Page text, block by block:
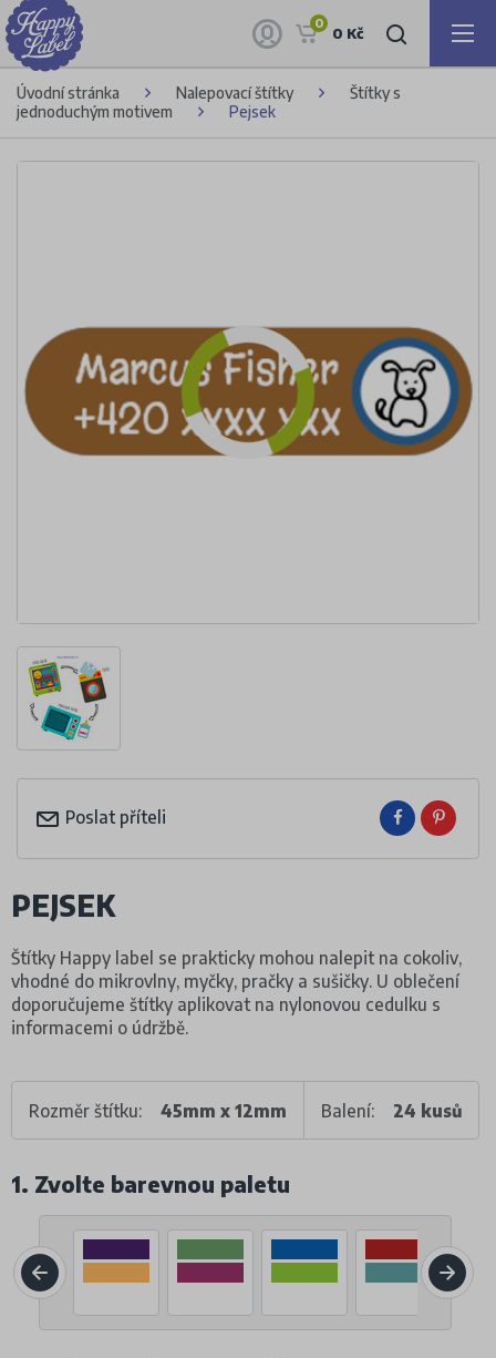
0
0 Kč
Úvodní stránka Nalepovací štítky
Štítky s
jednoduchým motivem
Pejsek
Poslat příteli
PEJSEK
Štítky Happy label se prakticky mohou nalepit na cokoliv,
vhodné do mikrovlny, myčky, pračky a sušičky. U oblečení
doporučujeme štítky aplikovat na nylonovou cedulku s
informacemi o údržbě.
Rozměr štítku: 45mm x 12mm Balení: 24 kusů
1. Zvolte barevnou paletu